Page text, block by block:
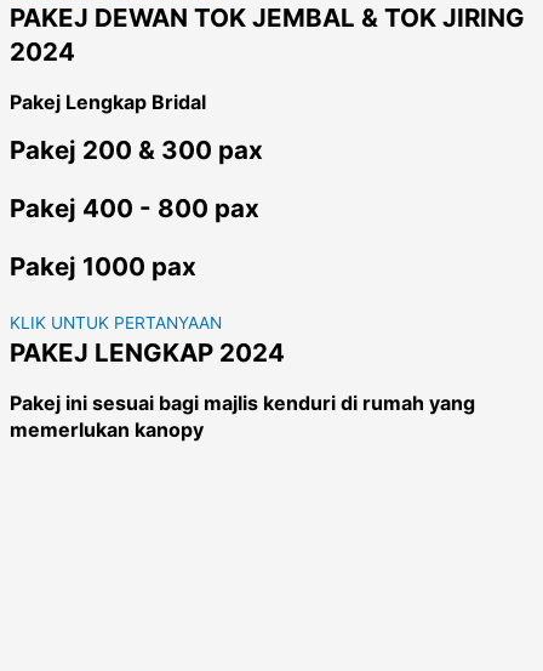
PAKEJ DEWAN TOK JEMBAL & TOK JIRING
2024
Pakej Lengkap Bridal
Pakej 200 & 300 pax
Pakej 400 - 800 pax
Pakej 1000 pax
KLIK UNTUK PERTANYAAN
PAKEJ LENGKAP 2024
Pakej ini sesuai bagi majlis kenduri di rumah yang
memerlukan kanopy